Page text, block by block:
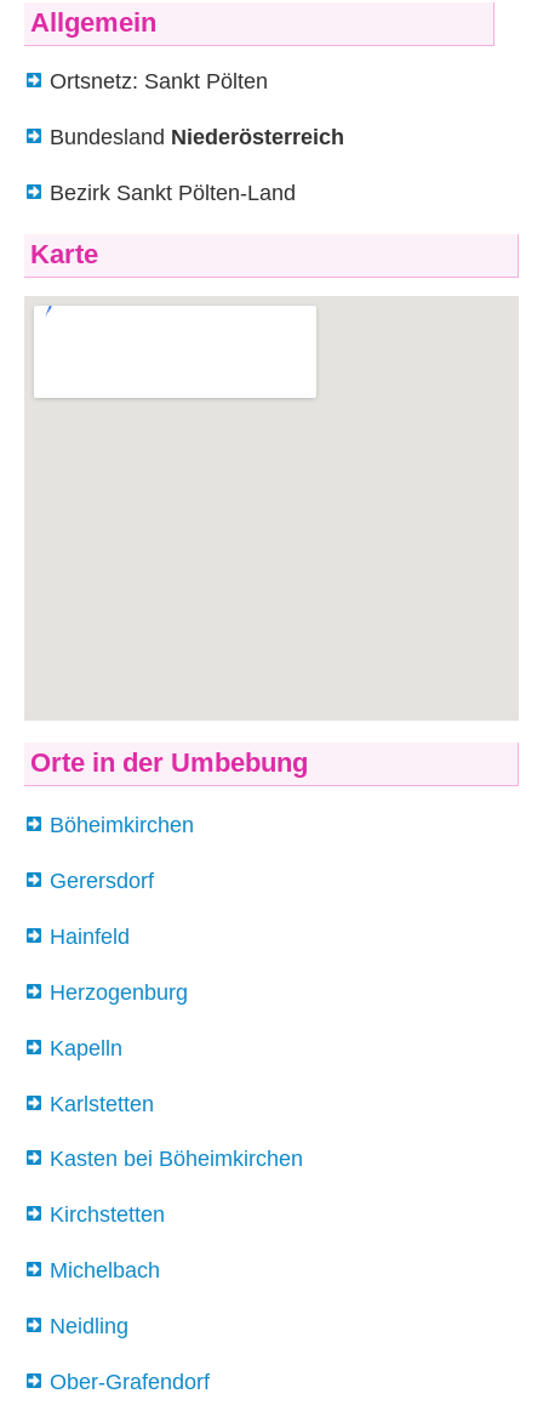
Allgemein
Ortsnetz: Sankt Pölten
Bundesland Niederösterreich
Bezirk Sankt Pölten-Land
Karte
Orte in der Umbebung
Böheimkirchen
Gerersdorf
Hainfeld
Herzogenburg
Kapelln
Karlstetten
Kasten bei Böheimkirchen
Kirchstetten
Michelbach
Neidling
Ober-Grafendorf